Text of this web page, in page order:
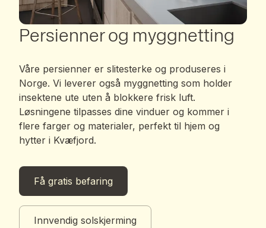
Persienner og myggnetting
Våre persienner er slitesterke og produseres i
Norge. Vi leverer også myggnetting som holder
insektene ute uten å blokkere frisk luft.
Løsningene tilpasses dine vinduer og kommer i
flere farger og materialer, perfekt til hjem og
hytter i Kvæfjord.
Få gratis befaring
Innvendig solskjerming